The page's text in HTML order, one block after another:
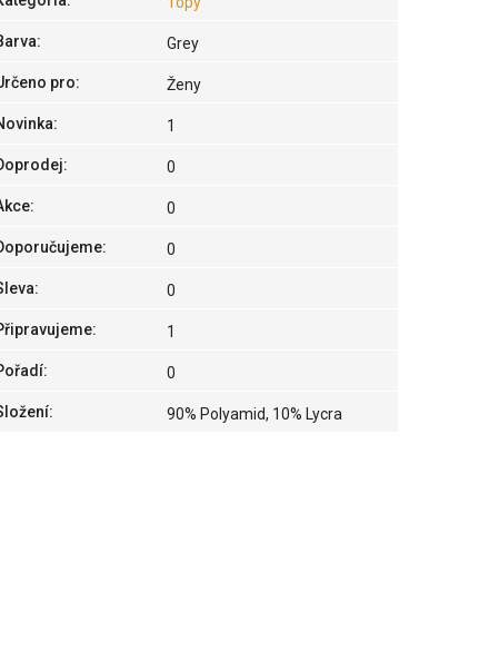
: Grey
pro: Ženy
: 1
: 0
: 0
: 0
: 0
: 1
: 0
: 90% Polyamid, 10% Lycra